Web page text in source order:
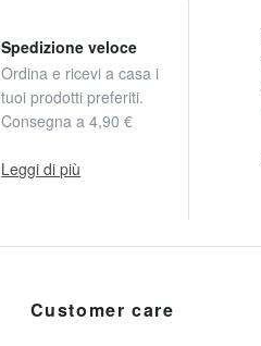
Spedizione veloce
Ordina e ricevi a casa i
tuoi prodotti preferiti.
Consegna a 4,90 €
Leggi di più
Customer care